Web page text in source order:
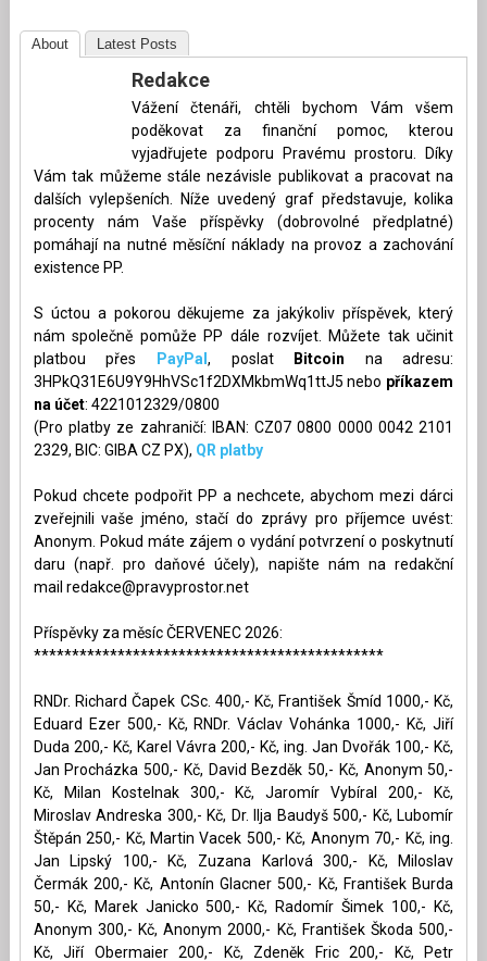
About Latest Posts
Redakce
Vážení čtenáři, chtěli bychom Vám všem
poděkovat za finanční pomoc, kterou
vyjadřujete podporu Pravému prostoru. Díky
Vám tak můžeme stále nezávisle publikovat a pracovat na
dalších vylepšeních. Níže uvedený graf představuje, kolika
procenty nám Vaše příspěvky (dobrovolné předplatné)
pomáhají na nutné měsíční náklady na provoz a zachování
existence PP.
S úctou a pokorou děkujeme za jakýkoliv příspěvek, který
nám společně pomůže PP dále rozvíjet. Můžete tak učinit
platbou přes
PayPal , poslat Bitcoin na adresu:
3HPkQ31E6U9Y9HhVSc1f2DXMkbmWq1ttJ5 nebo příkazem
na účet: 4221012329/0800
(Pro platby ze zahraničí: IBAN: CZ07 0800 0000 0042 2101
2329, BIC: GIBA CZ PX), QR platby
Pokud chcete podpořit PP a nechcete, abychom mezi dárci
zveřejnili vaše jméno, stačí do zprávy pro příjemce uvést:
Anonym. Pokud máte zájem o vydání potvrzení o poskytnutí
daru (např. pro daňové účely), napište nám na redakční
mail redakce@pravyprostor.net
Příspěvky za měsíc ČERVENEC 2026:
**********************************************
RNDr. Richard Čapek CSc. 400,- Kč, František Šmíd 1000,- Kč,
Eduard Ezer 500,- Kč, RNDr. Václav Vohánka 1000,- Kč, Jiří
Duda 200,- Kč, Karel Vávra 200,- Kč, ing. Jan Dvořák 100,- Kč,
Jan Procházka 500,- Kč, David Bezděk 50,- Kč, Anonym 50,-
Kč, Milan Kostelnak 300,- Kč, Jaromír Vybíral 200,- Kč,
Miroslav Andreska 300,- Kč, Dr. Ilja Baudyš 500,- Kč, Lubomír
Štěpán 250,- Kč, Martin Vacek 500,- Kč, Anonym 70,- Kč, ing.
Jan Lipský 100,- Kč, Zuzana Karlová 300,- Kč, Miloslav
Čermák 200,- Kč, Antonín Glacner 500,- Kč, František Burda
50,- Kč, Marek Janicko 500,- Kč, Radomír Šimek 100,- Kč,
Anonym 300,- Kč, Anonym 2000,- Kč, František Škoda 500,-
Kč, Jiří Obermaier 200,- Kč, Zdeněk Fric 200,- Kč, Petr